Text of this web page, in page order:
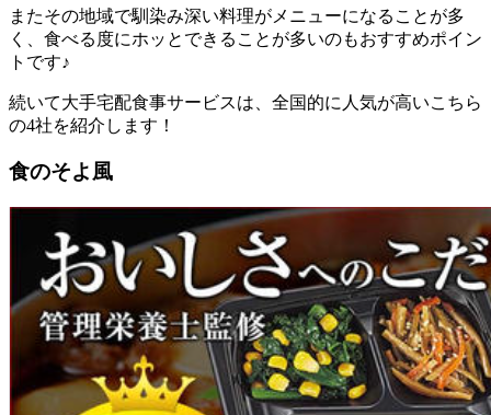
またその地域で馴染み深い料理がメニューになることが多
く、食べる度にホッとできることが多いのもおすすめポイン
トです♪
続いて大手宅配食事サービスは、全国的に人気が高いこちら
の4社を紹介します！
食のそよ風